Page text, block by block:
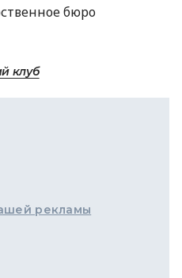
бюро
клуб
рекламы